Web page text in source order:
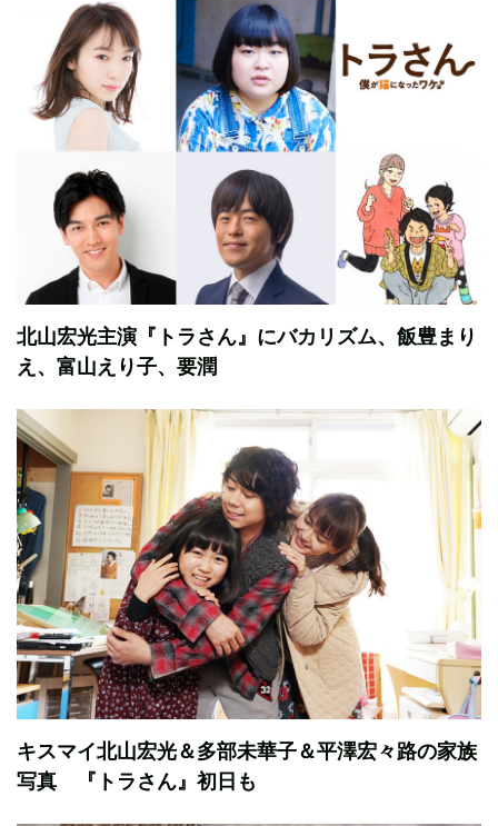
北山宏光主演『トラさん』にバカリズム、飯豊まり
え、富山えり子、要潤
キスマイ北山宏光＆多部未華子＆平澤宏々路の家族
写真 『トラさん』初日も